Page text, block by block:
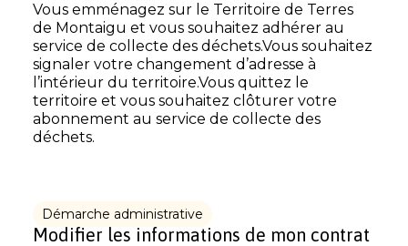
Vous emménagez sur le Territoire de Terres
de Montaigu et vous souhaitez adhérer au
service de collecte des déchets.Vous souhaitez
signaler votre changement d’adresse à
l’intérieur du territoire.Vous quittez le
territoire et vous souhaitez clôturer votre
abonnement au service de collecte des
déchets.
Démarche administrative
Modifier les informations de mon contrat